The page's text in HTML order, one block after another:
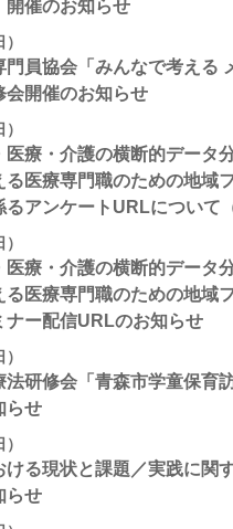
開催のお知らせ
門員協会「みんなで考える
会開催のお知らせ
医療・介護の横断的データ
る医療専門職のための地域
アンケートURLについて
医療・介護の横断的データ
る医療専門職のための地域
ナー配信URLのお知らせ
法研修会「青森市学童保育
らせ
ける現状と課題／実践に関
らせ